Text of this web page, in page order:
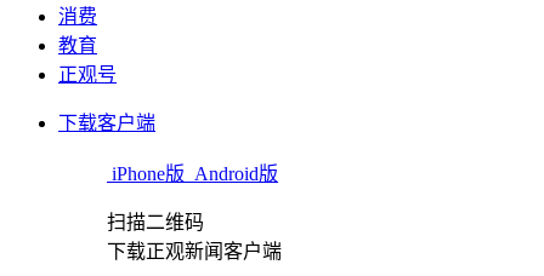
消费
教育
正观号
下载客户端
iPhone版 Android版
扫描二维码
下载正观新闻客户端